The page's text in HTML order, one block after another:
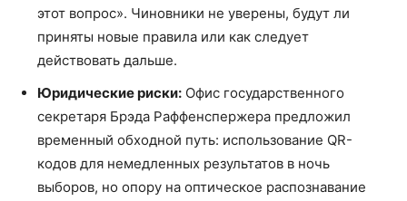
этот вопрос». Чиновники не уверены, будут ли
приняты новые правила или как следует
действовать дальше.
Юридические риски: Офис государственного
секретаря Брэда Раффенспержера предложил
временный обходной путь: использование QR-
кодов для немедленных результатов в ночь
выборов, но опору на оптическое распознавание